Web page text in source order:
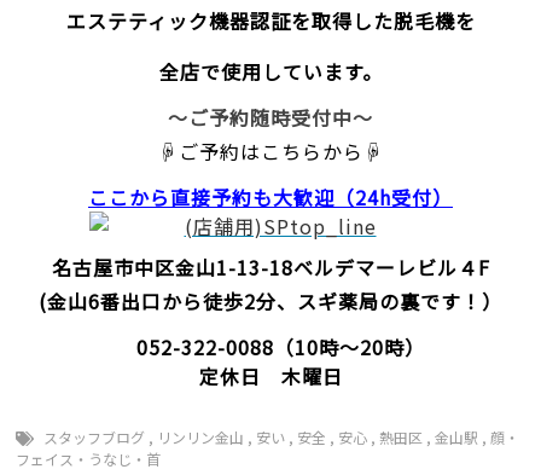
エステティック機器認証を取得した脱毛機を
全店で使用しています。
～ご予約随時受付中～
☟ご予約はこちらから☟
ここから直接予約も大歓迎（24h受付）
名古屋市中区金山1-13-18ベルデマーレビル４F
(金山6番出口から徒歩2分、スギ薬局の裏です！）
052-322-0088 （10時～20時）
定休日 木曜日
スタッフブログ , リンリン金山 , 安い , 安全 , 安心 , 熱田区 ,金山駅 ,顔・
フェイス・うなじ・首